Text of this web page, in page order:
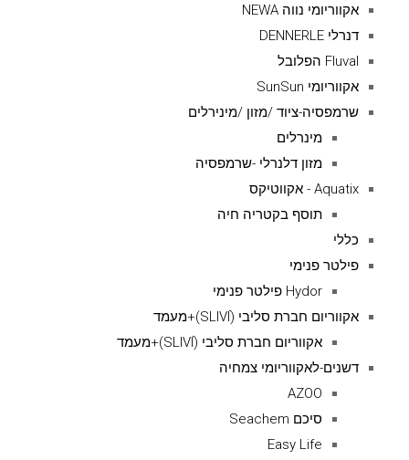
אקווריומי נווה NEWA
דנרלי DENNERLE
Fluval הפלובל
אקווריומי SunSun
שרמפסיה-ציוד /מזון /מינירלים
מינרלים
מזון דלנרלי -שרמפסיה
Aquatix - אקווטיקס
תוסף בקטריה חיה
כללי
פילטר פנימי
Hydor פילטר פנימי
אקווריום חברת סליבי (SLIVIׂׂ)+מעמד
אקווריום חברת סליבי (SLIVIׂׂ)+מעמד
דשנים-לאקווריומי צמחיה
AZOO
סיכם Seachem
Easy Life